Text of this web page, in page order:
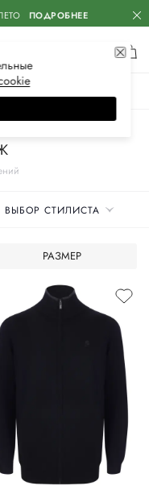
ПОДРОБНЕЕ
ВЫБОР СТИЛИСТА
РАЗМЕР